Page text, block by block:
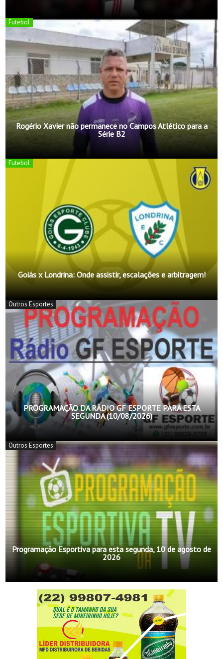
Futebol
Rogério Xavier não permanece no Campos Atlético para a
Série B2
Futebol
Goiás x Londrina: Onde assistir, escalações e arbitragem!
Outros Esportes
PROGRAMAÇÃO DA RÁDIO GF ESPORTE PARA ESTA
SEGUNDA (10/08/2026)
Outros Esportes
Programação Esportiva para esta segunda, 10 de agosto de
2026